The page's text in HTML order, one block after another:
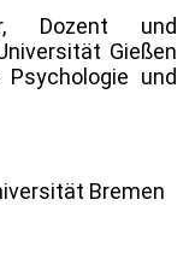
Dozent und
Gießen
und
Bremen